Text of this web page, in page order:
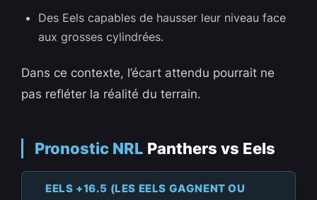
Des Eels capables de hausser leur niveau face
aux grosses cylindrées.
Dans ce contexte, l’écart attendu pourrait ne
pas refléter la réalité du terrain.
Pronostic NRL Panthers vs Eels
EELS +16.5 (LES EELS GAGNENT OU